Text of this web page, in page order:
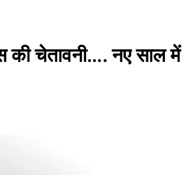
चेतावनी…. नए साल में